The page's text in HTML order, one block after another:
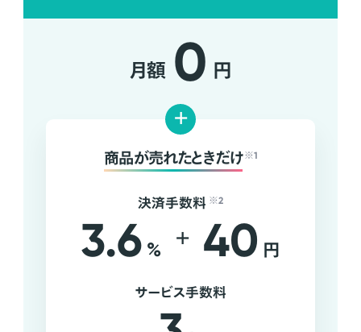
月額 0 円
+
商品が売れたときだけ ※1
決済手数料 ※2
3.6 % + 40 円
サービス手数料